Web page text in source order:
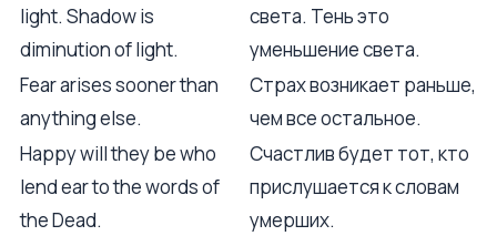
light. Shadow is
diminution of light.
света. Тень это
уменьшение света.
Fear arises sooner than
anything else.
Страх возникает раньше,
чем все остальное.
Happy will they be who
lend ear to the words of
the Dead.
Счастлив будет тот, кто
прислушается к словам
умерших.